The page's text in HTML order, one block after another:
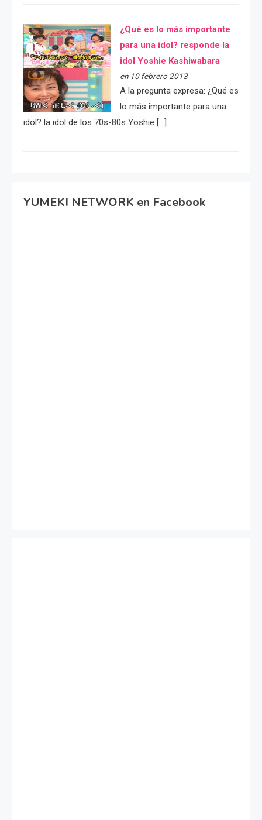
¿Qué es lo más importante
para una idol? responde la
idol Yoshie Kashiwabara
en 10 febrero 2013
A la pregunta expresa: ¿Qué es
lo más importante para una
idol? la idol de los 70s-80s Yoshie […]
YUMEKI NETWORK en Facebook